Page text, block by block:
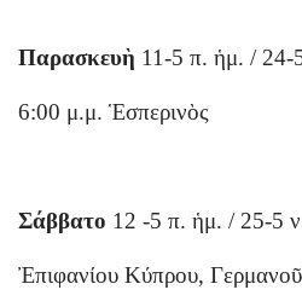
Παρασκευὴ 11-5 π. ἡμ. / 24-
6:00 μ.μ. Ἑσπερινὸς
Σάββατο 12 -5 π. ἡμ. / 25-5
Ἐπιφανίου Κύπρου,